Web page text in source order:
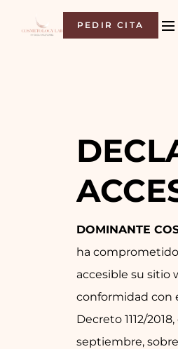
PEDIR CITA
DOMINANTE
ha
accesible su sitio
conformidad con
Decreto 1112/
septiembre, sobre